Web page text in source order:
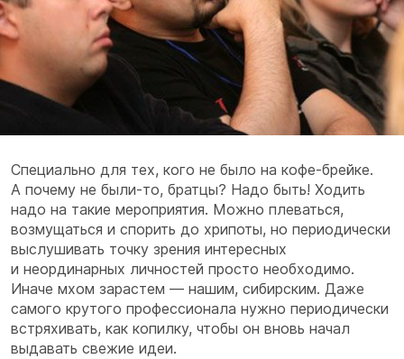
Специально для тех, кого не было на кофе-брейке.
А почему не были-то, братцы? Надо быть! Ходить
надо на такие мероприятия. Можно плеваться,
возмущаться и спорить до хрипоты, но периодически
выслушивать точку зрения интересных
и неординарных личностей просто необходимо.
Иначе мхом зарастем — нашим, сибирским. Даже
самого крутого профессионала нужно периодически
встряхивать, как копилку, чтобы он вновь начал
выдавать свежие идеи.